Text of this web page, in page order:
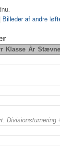
Billeder af andre
Klasse År Stævne